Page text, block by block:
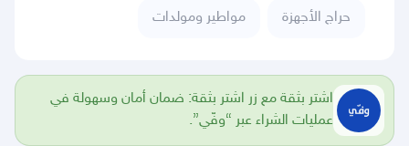
حراج الأجهزة مواطير ومولدات
اشتر بثقة مع زر اشتر بثقة: ضمان أمان وسهولة في
عمليات الشراء عبر “وفّي”.